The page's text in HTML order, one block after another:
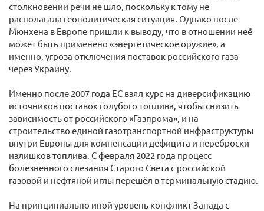
столкновении речи не шло, поскольку к тому не
располагала геополитическая ситуация. Однако после
Мюнхена в Европе пришли к выводу, что в отношении неё
может быть применено «энергетическое оружие», а
именно, угроза отключения поставок российского газа
через Украину.
Именно после 2007 года ЕС взял курс на диверсификацию
источников поставок голубого топлива, чтобы снизить
зависимость от российского «Газпрома», и на
строительство единой газотранспортной инфраструктуры
внутри Европы для компенсации дефицита и переброски
излишков топлива. С февраля 2022 года процесс
болезненного слезания Старого Света с российской
газовой и нефтяной иглы перешёл в терминальную стадию.
На принципиально иной уровень конфликт Запада с